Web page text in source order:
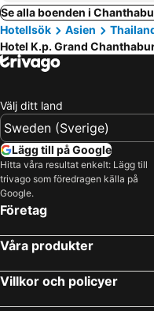
Se alla boenden i
Hotellsök
Asien
Hotel K.p. Grand
Välj ditt land
Lägg till på Google
Hitta våra resultat enkelt: Lägg till
trivago som föredragen källa på
Google.
Företag
Våra produkter
Villkor och policyer